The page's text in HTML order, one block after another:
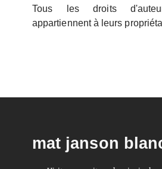
Tous les droits
appartiennent à leurs
mat janson